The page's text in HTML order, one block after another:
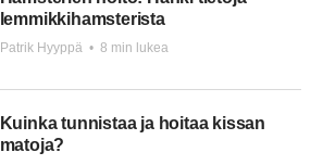
lemmikkihamsterista
Patrik Hyyppä • 8 min lukea
Kuinka tunnistaa ja hoitaa kissan
matoja?